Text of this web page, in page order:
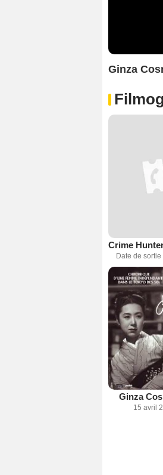
Ginza
Date de
Ginza
15 avril